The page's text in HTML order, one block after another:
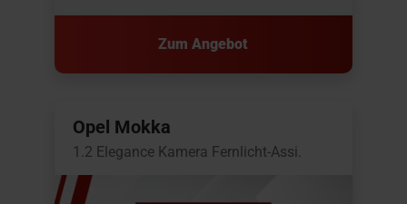
Zum Angebot
Opel Mokka
1.2 Elegance Kamera Fernlicht-Assi.